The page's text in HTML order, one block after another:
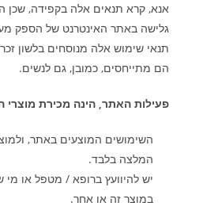
אנא, קרא תנאים אלה בקפידה, שכן
גלישה באתר האינטרנט של הספק
תנאי שימוש אלה מנוסחים בלשון
הם מתייחסים, כמובן, גם לנשים.
פעילות האתר, הינה מכירת מוצרי
השימושים המוצעים באתר,
המלצה בלבד.
יש להיוועץ ברופא / מטפל או מי
במוצר זה או אחר.